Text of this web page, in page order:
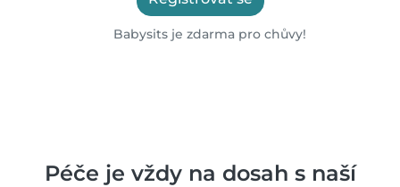
Babysits je zdarma pro chůvy!
Péče je vždy na dosah s naší